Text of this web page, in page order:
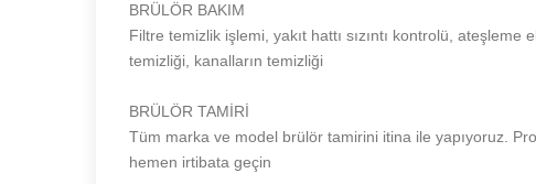
BRÜLÖR BAKIM
Filtre temizlik işlemi, yakıt hattı sızıntı kontrolü, ateşleme
temizliği, kanalların temizliği
BRÜLÖR TAMİRİ
Tüm marka ve model brülör tamirini itina ile yapıyoruz.
hemen irtibata geçin